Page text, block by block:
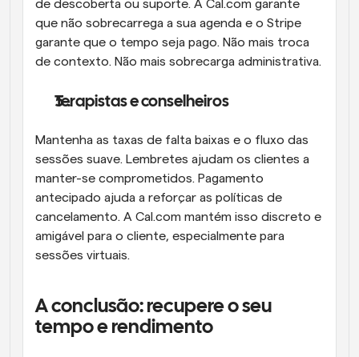
de descoberta ou suporte. A Cal.com garante
que não sobrecarrega a sua agenda e o Stripe
garante que o tempo seja pago. Não mais troca
de contexto. Não mais sobrecarga administrativa.
Terapistas e conselheiros
Mantenha as taxas de falta baixas e o fluxo das
sessões suave. Lembretes ajudam os clientes a
manter-se comprometidos. Pagamento
antecipado ajuda a reforçar as políticas de
cancelamento. A Cal.com mantém isso discreto e
amigável para o cliente, especialmente para
sessões virtuais.
A conclusão: recupere o seu
tempo e rendimento